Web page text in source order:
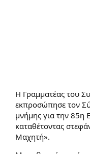
Η Γραμματέας του
εκπροσώπησε τον
μνήμης για την 85η
καταθέτοντας
Μαχητή».